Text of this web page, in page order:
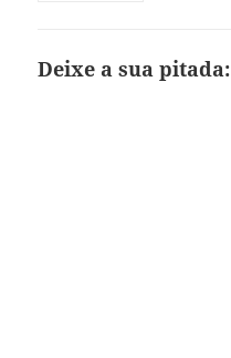
Deixe a sua pitada: